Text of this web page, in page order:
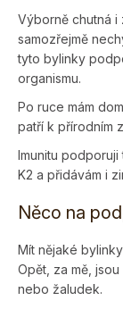
Výborně chutná i
samozřejmě
tyto bylinky
organismu.
Po ruce mám
patří k přírodním
Imunitu podporuji
K2 a přidávám i
Něco na
Mít nějaké
Opět, za mě,
nebo žaludek.